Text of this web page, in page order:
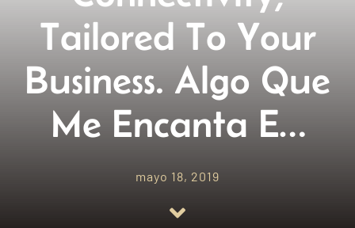
Empresas amigas
Blog
Contacto
Tailored To Your
Business. Algo Que
Me Encanta E…
mayo 18, 2019